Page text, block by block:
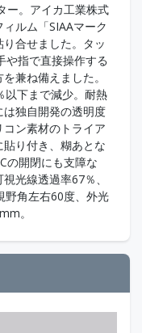
ー。アイカ工業株式
ルム「SIAAマーク
合せました。タッ
や指で直接操作する
兼ね備えました。
以下まで減少。耐熱
独自開発の透明度
ン素材のトライア
り付き、糊あとな
の開閉にも支障な
光線透過率67％、
野角左右60度、外光
。